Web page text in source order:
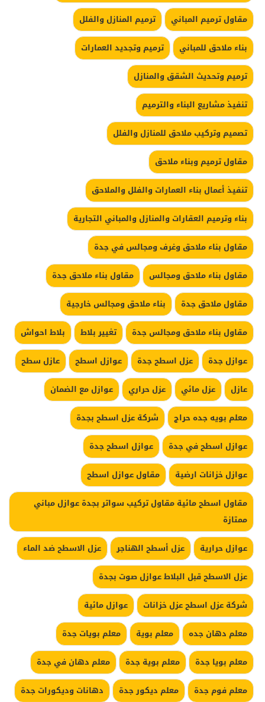
مقاول ترميم المباني
ترميم المنازل والفلل
بناء ملاحق للمباني
ترميم وتجديد العمارات
ترميم وتحديث الشقق والمنازل
تنفيذ مشاريع البناء والترميم
تصميم وتركيب ملاحق للمنازل والفلل
مقاول ترميم وبناء ملاحق
تنفيذ أعمال بناء العمارات والفلل والملاحق
بناء وترميم العقارات والمنازل والمباني التجارية
مقاول بناء ملاحق وغرف ومجالس في جدة
مقاول بناء ملاحق ومجالس
مقاول بناء ملاحق جدة
مقاول ملاحق جدة
بناء ملاحق ومجالس خارجية
مقاول بناء ملاحق ومجالس جدة
تغيير بلاط
بلاط احواش
عوازل جدة
عزل اسطح جدة عوازل اسطح
عازل سطح
عازل
عزل مائي عزل حراري
عوازل مع الضمان
معلم بويه جده حراج
شركة عزل اسطح بجدة
عوازل اسطح في جدة
عوازل اسطح جدة
عوازل خزانات ارضية
مقاول عوازل اسطح
مقاول اسطح مائية مقاول تركيب سواتر بجدة عوازل مباني
ممتازة
عوازل حرارية
عزل أسطح الهناجر
عزل الاسطح ضد الماء
عزل الاسطح قبل البلاط عوازل صوت بجدة
شركة عزل اسطح عزل خزانات
عوازل مائية
معلم دهان جده
معلم بوية
معلم بويات جدة
معلم بويا جدة
معلم بوية جدة
معلم دهان في جدة
معلم فوم جدة
معلم ديكور جدة
دهانات وديكورات جدة